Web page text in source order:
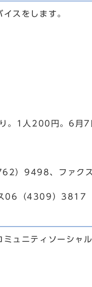
スをします。
。1人200円。6月7
）9498、ファ
06（4309）3817
ュニティソーシャ